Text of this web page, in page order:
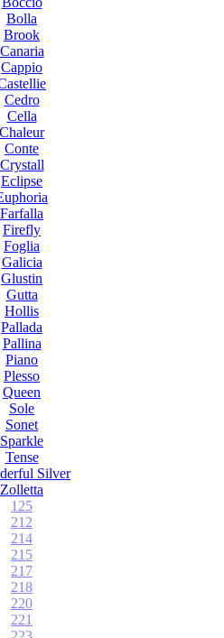
Bolla
Brook
Canaria
Cappio
Cedro
Cella
Chaleur
Conte
Crystall
Eclipse
Farfalla
Firefly
Foglia
Galicia
Glustin
Gutta
Hollis
Pallada
Pallina
Piano
Plesso
Queen
Sole
Sonet
Sparkle
Tense
Silver
Zolletta
125
212
214
215
217
218
220
221